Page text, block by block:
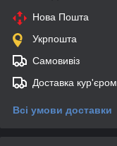
Нова Пошта
Укрпошта
Самовивіз
Доставка кур'єром
Всі умови доставки